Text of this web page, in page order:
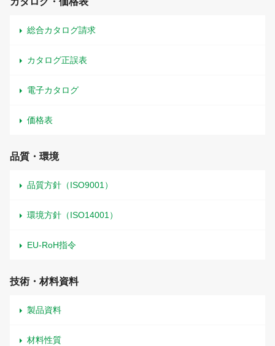
総合カタログ請求
カタログ正誤表
電子カタログ
価格表
品質・環境
品質方針（ISO9001）
環境方針（ISO14001）
EU-RoH指令
技術・材料資料
製品資料
材料性質